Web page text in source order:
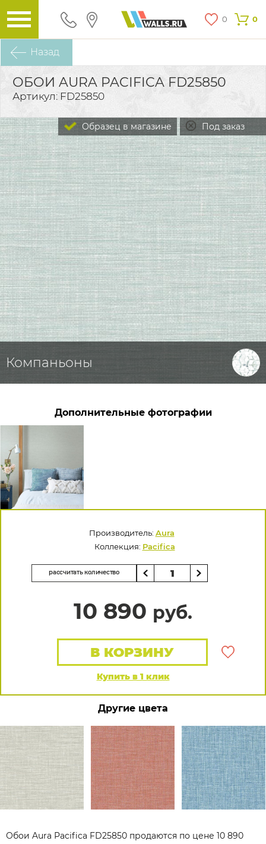
0 0
Назад
ОБОИ AURA PACIFICA FD25850
Артикул: FD25850
Под заказ
Образец в магазине
Компаньоны
Дополнительные фотографии
Производитель: Aura
Коллекция: Pacifica
рассчитать количество
10 890 руб.
Купить в 1 клик
В КОРЗИНУ
Другие цвета
Обои Aura Pacifica FD25850 продаются по цене 10 890